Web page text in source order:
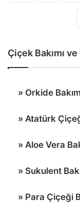
Çiçek Bakımı
» Orkide
» Atatürk
» Aloe Vera
» Sukulent
» Para Çiçeği